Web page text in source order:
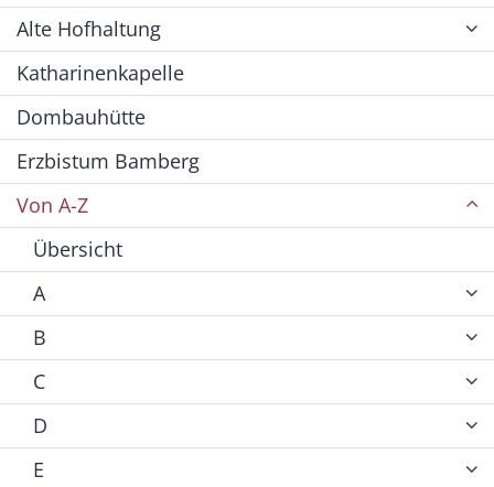
Alte Hofhaltung
Katharinenkapelle
Dombauhütte
Erzbistum Bamberg
Von A-Z
Übersicht
A
B
C
D
E